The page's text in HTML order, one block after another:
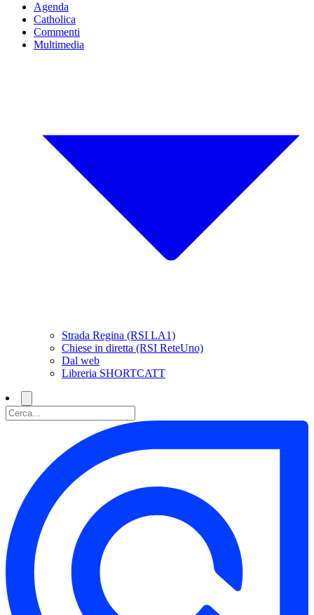
Agenda
Catholica
Commenti
Multimedia
Strada Regina (RSI LA1)
Chiese in diretta (RSI ReteUno)
Dal web
Libreria SHORTCATT